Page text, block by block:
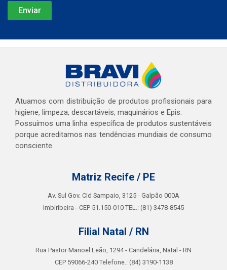
Atuamos com distribuição de produtos profissionais para
higiene, limpeza, descartáveis, maquinários e Epis.
Possuímos uma linha específica de produtos sustentáveis
porque acreditamos nas tendências mundiais de consumo
consciente.
Matriz Recife / PE
Av. Sul Gov. Cid Sampaio, 3125 - Galpão 000A
Imbiribeira - CEP 51.150-010 TEL.: (81) 3478-8545
Filial Natal / RN
Rua Pastor Manoel Leão, 1294 - Candelária, Natal - RN
CEP 59066-240 Telefone.: (84) 3190-1138